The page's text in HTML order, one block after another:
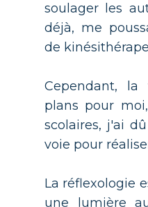
soulager les
déjà, me
de
Cependant,
plans pour
scolaires, j'ai
voie pour
La réflexologie
une lumière